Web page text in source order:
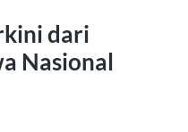
dari
Nasional